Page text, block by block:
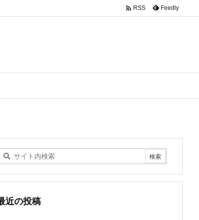
 RSS Feedly
近の投稿